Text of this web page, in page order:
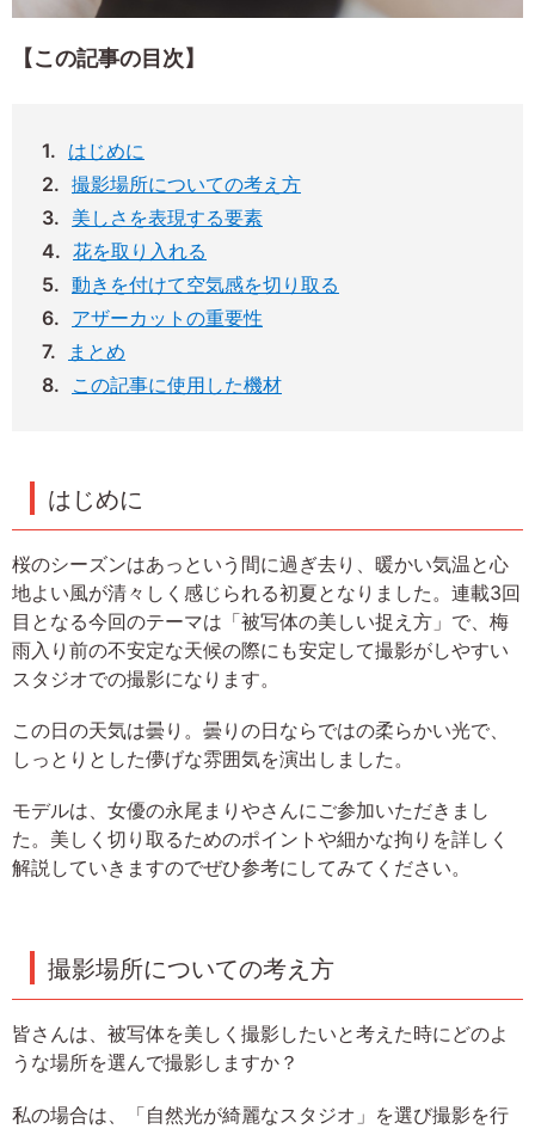
【この記事の目次】
はじめに
撮影場所についての考え方
美しさを表現する要素
花を取り入れる
動きを付けて空気感を切り取る
アザーカットの重要性
まとめ
この記事に使用した機材
はじめに
桜のシーズンはあっという間に過ぎ去り、暖かい気温と心
地よい風が清々しく感じられる初夏となりました。連載3回
目となる今回のテーマは「被写体の美しい捉え方」で、梅
雨入り前の不安定な天候の際にも安定して撮影がしやすい
スタジオでの撮影になります。
この日の天気は曇り。曇りの日ならではの柔らかい光で、
しっとりとした儚げな雰囲気を演出しました。
モデルは、女優の永尾まりやさんにご参加いただきまし
た。美しく切り取るためのポイントや細かな拘りを詳しく
解説していきますのでぜひ参考にしてみてください。
撮影場所についての考え方
皆さんは、被写体を美しく撮影したいと考えた時にどのよ
うな場所を選んで撮影しますか？
私の場合は、「自然光が綺麗なスタジオ」を選び撮影を行